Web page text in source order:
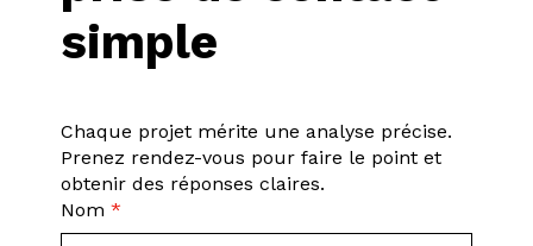
simple
Chaque projet mérite une analyse précise.
Prenez rendez-vous pour faire le point et
obtenir des réponses claires.
Nom*